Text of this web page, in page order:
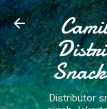
Distributor